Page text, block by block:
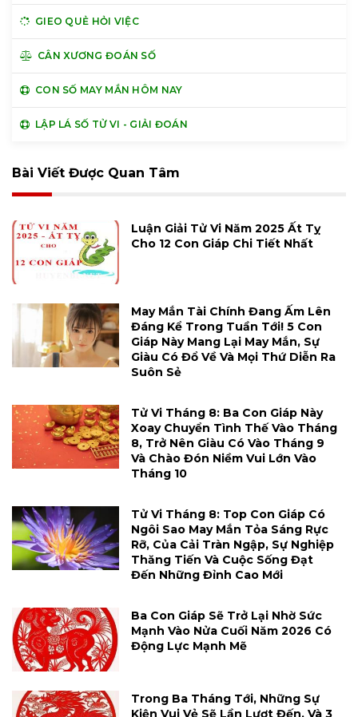
GIEO QUẺ HỎI VIỆC
CÂN XƯƠNG ĐOÁN SỐ
CON SỐ MAY MẮN HÔM NAY
LẬP LÁ SỐ TỬ VI - GIẢI ĐOÁN
Bài Viết Được Quan Tâm
Luận Giải Tử Vi Năm 2025 Ất Tỵ
Cho 12 Con Giáp Chi Tiết Nhất
May Mắn Tài Chính Đang Ấm Lên
Đáng Kể Trong Tuần Tới! 5 Con
Giáp Này Mang Lại May Mắn, Sự
Giàu Có Đổ Về Và Mọi Thứ Diễn Ra
Suôn Sẻ
Tử Vi Tháng 8: Ba Con Giáp Này
Xoay Chuyển Tình Thế Vào Tháng
8, Trở Nên Giàu Có Vào Tháng 9
Và Chào Đón Niềm Vui Lớn Vào
Tháng 10
Tử Vi Tháng 8: Top Con Giáp Có
Ngôi Sao May Mắn Tỏa Sáng Rực
Rỡ, Của Cải Tràn Ngập, Sự Nghiệp
Thăng Tiến Và Cuộc Sống Đạt
Đến Những Đỉnh Cao Mới
Ba Con Giáp Sẽ Trở Lại Nhờ Sức
Mạnh Vào Nửa Cuối Năm 2026 Có
Động Lực Mạnh Mẽ
Trong Ba Tháng Tới, Những Sự